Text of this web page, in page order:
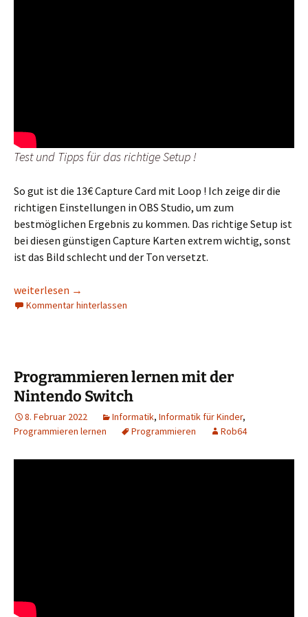
Test und Tipps für das richtige Setup !
So gut ist die 13€ Capture Card mit Loop ! Ich zeige dir die
richtigen Einstellungen in OBS Studio, um zum
bestmöglichen Ergebnis zu kommen. Das richtige Setup ist
bei diesen günstigen Capture Karten extrem wichtig, sonst
ist das Bild schlecht und der Ton versetzt.
HD Capture Card with Loop im Test
weiterlesen →
Kommentar hinterlassen
Programmieren lernen mit der
Nintendo Switch
8. Februar 2022 Informatik, Informatik für Kinder,
Programmieren lernen
Programmieren Rob64